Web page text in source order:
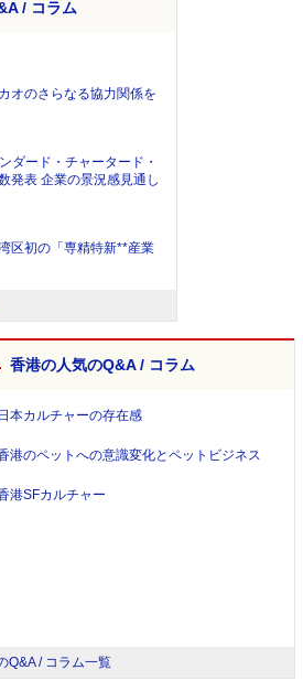
/ コラム
オのさらなる協力関係を
ダード・チャータード・
発表 企業の景況感見通し
区初の「専精特新**産業
香港の人気のQ&A / コラム
日本カルチャーの存在感
港のペットへの意識変化とペットビジネス
港SFカルチャー
Q&A / コラム一覧